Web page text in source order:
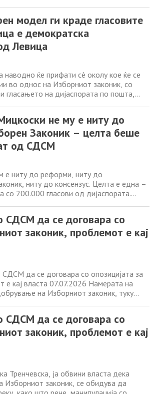
модел ги краде гласовите
е демократска
Левица
ќе прифати сè околу кое ќе се
во однос на Изборниот законик, со
гласањето на дијаспората по пошта,
не му е ниту до
Законик – целта беше
од СДСМ
ниту до реформи, ниту до
ниту до консензус. Целта е една –
со 200.000 гласови од дијаспората.
СДСМ да се договара со
законик, проблемот е кај
да се договара со опозицијата за
е кај власта 07.07.2026 Намерата на
на Изборниот законик, туку
СДСМ да се договара со
законик, проблемот е кај
Тренчевска, ја обвини власта дека
Изборниот законик, се обидува да